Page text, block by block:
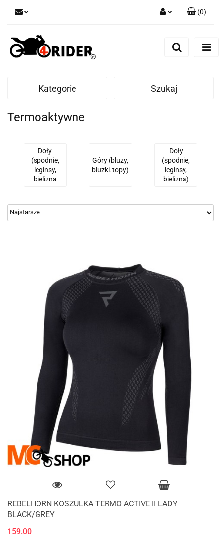
(0)
Kategorie Szukaj
Termoaktywne
Doły
(spodnie,
leginsy,
bielizna
Góry (bluzy,
bluzki, topy)
Doły
(spodnie,
leginsy,
bielizna)
REBELHORN KOSZULKA TERMO ACTIVE II LADY
BLACK/GREY
159.00